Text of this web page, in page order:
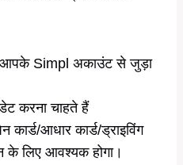
आपके Simpl अकाउंट से जुड़ा
करना चाहते हैं
कार्ड/आधार कार्ड/ड्राइविंग
के लिए आवश्यक होगा।